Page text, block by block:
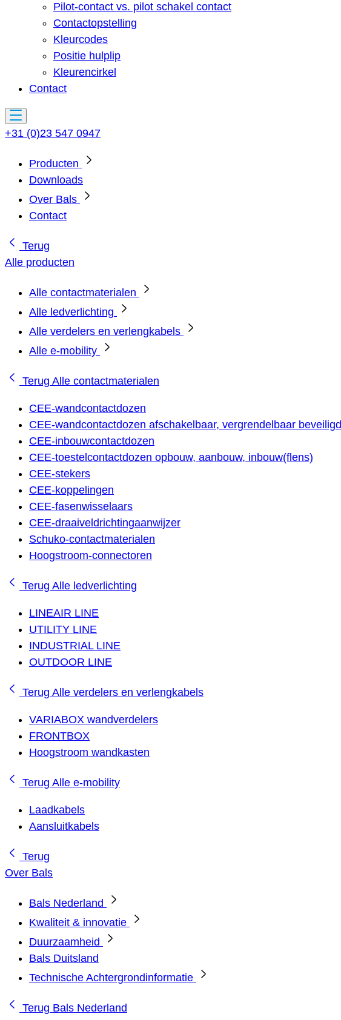
Pilot-contact vs. pilot schakel contact
Contactopstelling
Kleurcodes
Positie hulplip
Kleurencirkel
Contact
+31 (0)23 547 0947
Producten
Downloads
Over Bals
Contact
Terug
Alle producten
Alle contactmaterialen
Alle ledverlichting
Alle verdelers en verlengkabels
Alle e-mobility
Terug Alle contactmaterialen
CEE-wandcontactdozen
CEE-wandcontactdozen afschakelbaar, vergrendelbaar beveiligd
CEE-inbouwcontactdozen
CEE-toestelcontactdozen opbouw, aanbouw, inbouw(flens)
CEE-stekers
CEE-koppelingen
CEE-fasenwisselaars
CEE-draaiveldrichtingaanwijzer
Schuko-contactmaterialen
Hoogstroom-connectoren
Terug Alle ledverlichting
LINEAIR LINE
UTILITY LINE
INDUSTRIAL LINE
OUTDOOR LINE
Terug Alle verdelers en verlengkabels
VARIABOX wandverdelers
FRONTBOX
Hoogstroom wandkasten
Terug Alle e-mobility
Laadkabels
Aansluitkabels
Terug
Over Bals
Bals Nederland
Kwaliteit & innovatie
Duurzaamheid
Bals Duitsland
Technische Achtergrondinformatie
Terug Bals Nederland